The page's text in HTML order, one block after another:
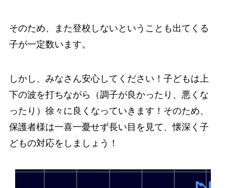
そのため、また登校しないということも出てくる
子が一定数います。
しかし、みなさん安心してください！子どもは上
下の波を打ちながら（調子が良かったり、悪くな
ったり）徐々に良くなっていきます！そのため、
保護者様は一喜一憂せず長い目を見て、懐深く子
どもの対応をしましょう！